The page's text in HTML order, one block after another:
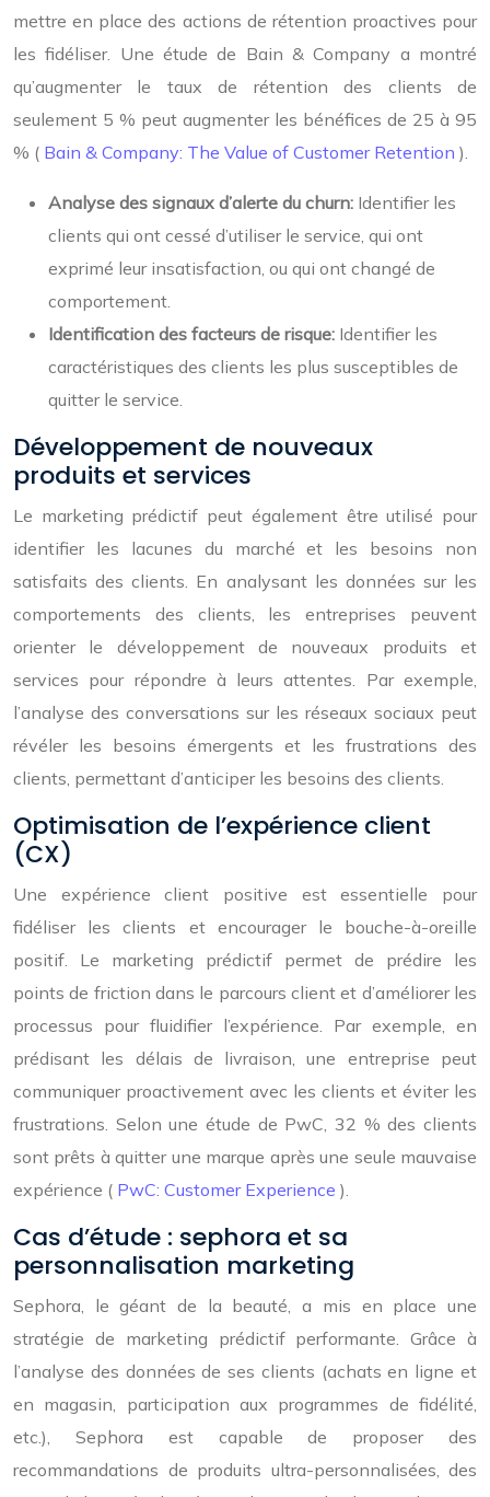
mettre en place des actions de rétention proactives pour
les fidéliser. Une étude de Bain & Company a montré
qu’augmenter le taux de rétention des clients de
seulement 5 % peut augmenter les bénéfices de 25 à 95
% ( Bain & Company: The Value of Customer Retention ).
Analyse des signaux d’alerte du churn: Identifier les
clients qui ont cessé d’utiliser le service, qui ont
exprimé leur insatisfaction, ou qui ont changé de
comportement.
Identification des facteurs de risque: Identifier les
caractéristiques des clients les plus susceptibles de
quitter le service.
Développement de nouveaux
produits et services
Le marketing prédictif peut également être utilisé pour
identifier les lacunes du marché et les besoins non
satisfaits des clients. En analysant les données sur les
comportements des clients, les entreprises peuvent
orienter le développement de nouveaux produits et
services pour répondre à leurs attentes. Par exemple,
l’analyse des conversations sur les réseaux sociaux peut
révéler les besoins émergents et les frustrations des
clients, permettant d’anticiper les besoins des clients.
Optimisation de l’expérience client
(CX)
Une expérience client positive est essentielle pour
fidéliser les clients et encourager le bouche-à-oreille
positif. Le marketing prédictif permet de prédire les
points de friction dans le parcours client et d’améliorer les
processus pour fluidifier l’expérience. Par exemple, en
prédisant les délais de livraison, une entreprise peut
communiquer proactivement avec les clients et éviter les
frustrations. Selon une étude de PwC, 32 % des clients
sont prêts à quitter une marque après une seule mauvaise
expérience ( PwC: Customer Experience ).
Cas d’étude : sephora et sa
personnalisation marketing
Sephora, le géant de la beauté, a mis en place une
stratégie de marketing prédictif performante. Grâce à
l’analyse des données de ses clients (achats en ligne et
en magasin, participation aux programmes de fidélité,
etc.), Sephora est capable de proposer des
recommandations de produits ultra-personnalisées, des